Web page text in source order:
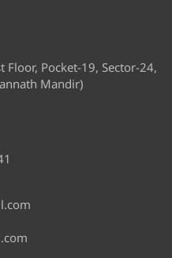
Floor, Pocket-19, Sector-24,
Mandir)